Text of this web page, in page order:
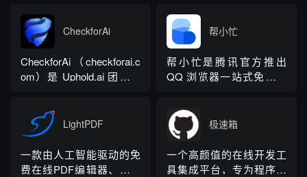
CheckforAi
CheckforAi（checkforai.c
om）是 Uphold.ai 团队推
止运营，团队关停该服务
以集中资源开发新项目。
平台曾依托 Roberta-base
模型与自研检测算法，主
帮小忙
帮小忙是腾讯官方推出
QQ 浏览器一站式免费在
端，网页直接使用，整合
办公、图像、视频、教
育、开发、生活计算、浏
览器插件全品类工具，依
托腾讯 AI 能力提供
LightPDF
一款由人工智能驱动的免
费在线PDF编辑器、转换
极速箱
一个高颜值的在线开发工
具集成平台，专为程序员